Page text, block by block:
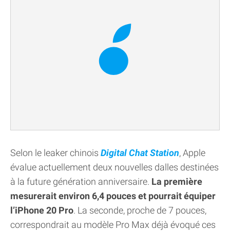
Selon le leaker chinois Digital Chat Station, Apple
évalue actuellement deux nouvelles dalles destinées
à la future génération anniversaire. La première
mesurerait environ 6,4 pouces et pourrait équiper
l’iPhone 20 Pro. La seconde, proche de 7 pouces,
correspondrait au modèle Pro Max déjà évoqué ces